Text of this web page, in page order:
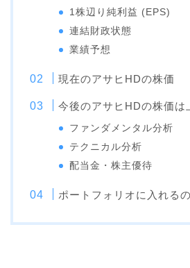
1株辺り純利益 (EPS)
連結財政状態
業績予想
現在のアサヒHDの株価
今後のアサヒHDの株価は
ファンダメンタル分析
テクニカル分析
配当金・株主優待
ポートフォリオに入れる